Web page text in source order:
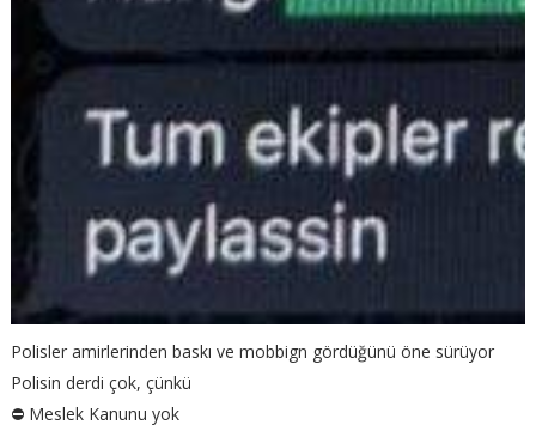
Polisler amirlerinden baskı ve mobbign gördüğünü öne sürüyor
Polisin derdi çok, çünkü
⛔️ Meslek Kanunu yok